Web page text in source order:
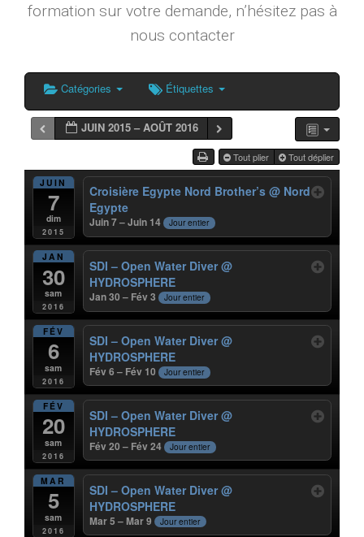
formation sur votre demande, n’hésitez pas à
nous contacter
Catégories Étiquettes
JUIN 2015 – AOÛT 2016
Tout plier Tout déplier
JUIN
7
dim
2015
Croisière Egypte Nord Brother’s@ Nord
Egypte
Juin 7 – Juin 14 Jour entier
JAN
30
sam
2016
SDI – Open Water Diver@
HYDROSPHERE
Jan 30 – Fév 3 Jour entier
FÉV
6
sam
2016
SDI – Open Water Diver@
HYDROSPHERE
Fév 6 – Fév 10 Jour entier
FÉV
20
sam
2016
SDI – Open Water Diver@
HYDROSPHERE
Fév 20 – Fév 24 Jour entier
MAR
5
sam
2016
SDI – Open Water Diver@
HYDROSPHERE
Mar 5 – Mar 9 Jour entier